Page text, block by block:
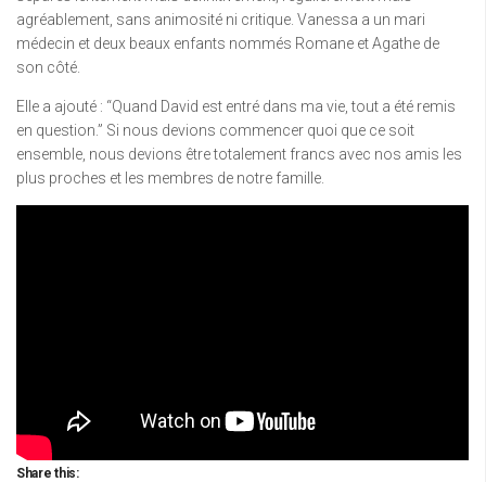
agréablement, sans animosité ni critique. Vanessa a un mari
médecin et deux beaux enfants nommés Romane et Agathe de
son côté.
Elle a ajouté : “Quand David est entré dans ma vie, tout a été remis
en question.” Si nous devions commencer quoi que ce soit
ensemble, nous devions être totalement francs avec nos amis les
plus proches et les membres de notre famille.
Share this: